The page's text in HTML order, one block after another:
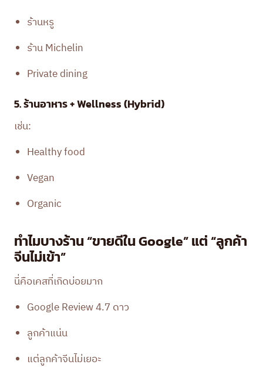
ร้านหรู
ร้าน Michelin
Private dining
5. ร้านอาหาร + Wellness (Hybrid)
เช่น:
Healthy food
Vegan
Organic
ทำไมบางร้าน “ขายดีใน Google” แต่ “ลูกค้า
จีนไม่เข้า”
นี่คือเคสที่เกิดบ่อยมาก
Google Review 4.7 ดาว
ลูกค้าแน่น
แต่ลูกค้าจีนไม่เยอะ